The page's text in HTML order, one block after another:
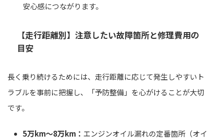
安心感につながります。
【走行距離別】注意したい故障箇所と修理費用の
目安
長く乗り続けるためには、走行距離に応じて発生しやすいト
ラブルを事前に把握し、「予防整備」を心がけることが大切
です。
5万km～8万km： エンジンオイル漏れの定番箇所（オイ